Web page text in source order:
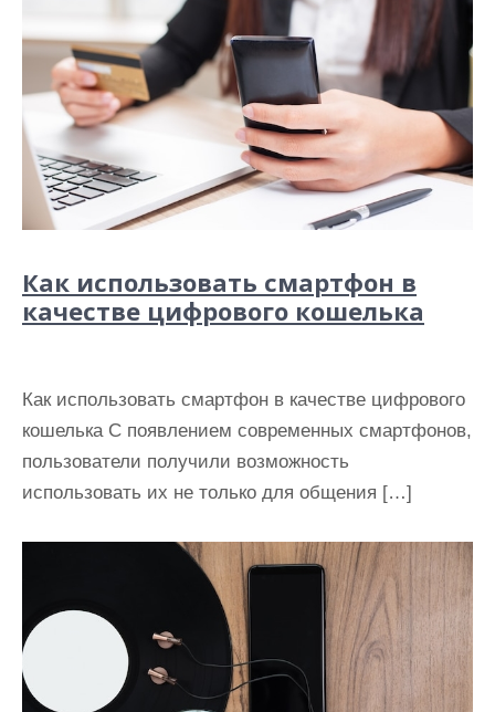
Как использовать смартфон в
качестве цифрового кошелька
Как использовать смартфон в качестве цифрового
кошелька С появлением современных смартфонов,
пользователи получили возможность
использовать их не только для общения […]